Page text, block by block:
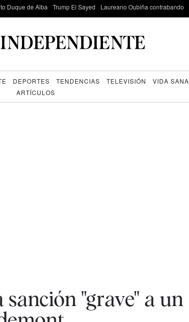
Duque de Alba Trump El Sayed Laureano Oubiña contrabando
DEPORTES TENDENCIAS TELEVISIÓN VIDA SANA
ARTÍCULOS
"grave" a un